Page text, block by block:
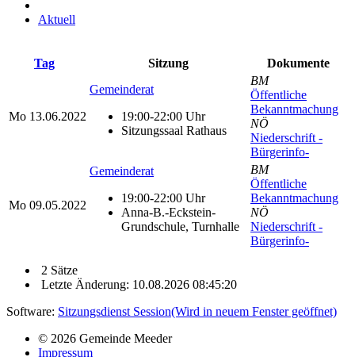
Aktuell
Tag Sitzung Dokumente
Mo 13.06.2022
Gemeinderat
19:00-22:00 Uhr
Sitzungssaal Rathaus
BM
Öffentliche
Bekanntmachung
NÖ
Niederschrift -
Bürgerinfo-
Mo 09.05.2022
Gemeinderat
19:00-22:00 Uhr
Anna-B.-Eckstein-
Grundschule, Turnhalle
BM
Öffentliche
Bekanntmachung
NÖ
Niederschrift -
Bürgerinfo-
2 Sätze
Letzte Änderung: 10.08.2026 08:45:20
Software: Sitzungsdienst Session(Wird in neuem Fenster geöffnet)
© 2026 Gemeinde Meeder
Impressum